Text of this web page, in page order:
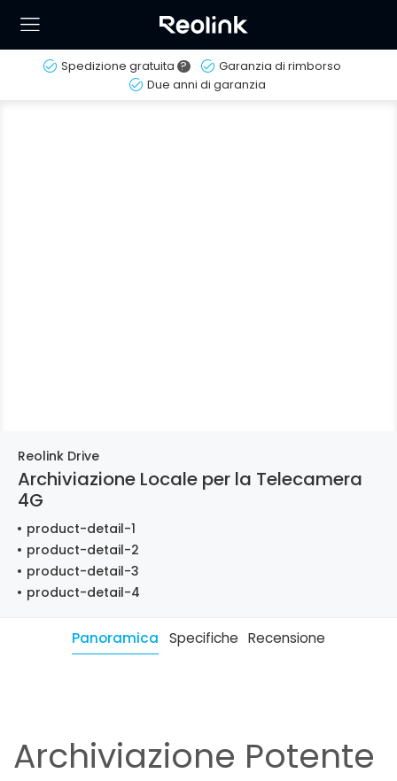
Spedizione gratuita ?
Garanzia di rimborso
Due anni di garanzia
Reolink Drive
Archiviazione Locale per la Telecamera
4G
product-detail-1
product-detail-2
product-detail-3
product-detail-4
Panoramica Specifiche Recensione
Archiviazione Potente